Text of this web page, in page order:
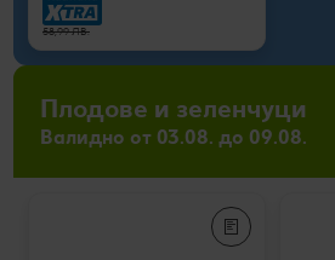
58,99 ЛВ.
Плодове и зеленчуци
Валидно от 03.08. до 09.08.